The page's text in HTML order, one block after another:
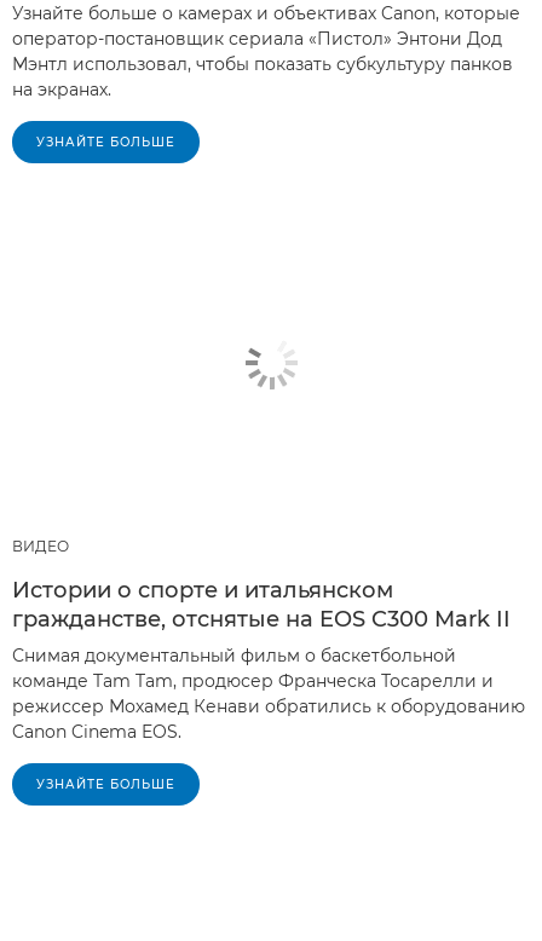
Узнайте больше о камерах и объективах Canon, которые
оператор-постановщик сериала «Пистол» Энтони Дод
Мэнтл использовал, чтобы показать субкультуру панков
на экранах.
УЗНАЙТЕ БОЛЬШЕ
ВИДЕО
Истории о спорте и итальянском
гражданстве, отснятые на EOS C300 Mark II
Снимая документальный фильм о баскетбольной
команде Tam Tam, продюсер Франческа Тосарелли и
режиссер Мохамед Кенави обратились к оборудованию
Canon Cinema EOS.
УЗНАЙТЕ БОЛЬШЕ